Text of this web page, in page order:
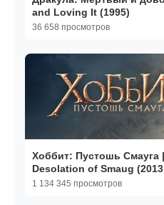
and Loving It (1995)
36 658 просмотров
Хоббит: Пустошь Смауга
Desolation of Smaug
1 134 345 просмотров